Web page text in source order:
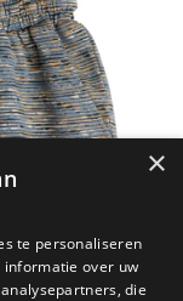
×
te personaliseren
informatie over uw
die